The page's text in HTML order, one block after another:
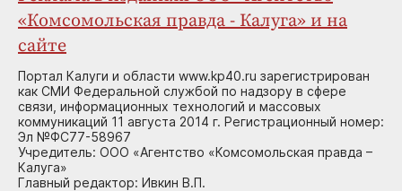
«Комсомольская правда - Калуга» и на
сайте
Портал Калуги и области www.kp40.ru зарегистрирован
как СМИ Федеральной службой по надзору в сфере
связи, информационных технологий и массовых
коммуникаций 11 августа 2014 г. Регистрационный номер:
Эл №ФС77-58967
Учредитель: ООО «Агентство «Комсомольская правда –
Калуга»
Главный редактор: Ивкин В.П.